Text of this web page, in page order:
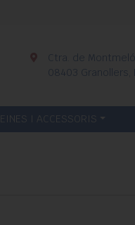
Ctra. de
08403 Granollers,
EINES I ACCESSORIS